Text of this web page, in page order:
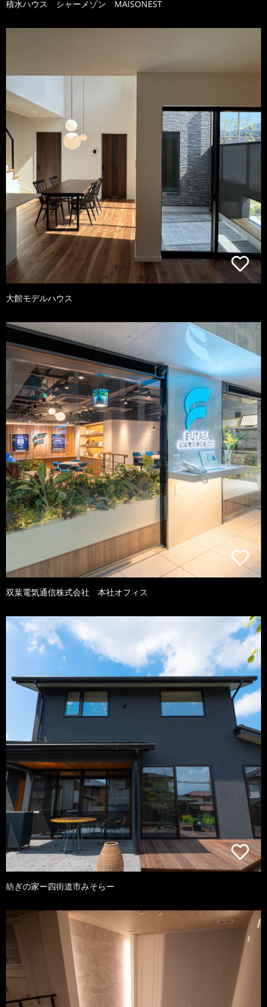
積水ハウス シャーメゾン MAISONEST
大館モデルハウス
双葉電気通信株式会社 本社オフィス
紡ぎの家ー四街道市みそらー